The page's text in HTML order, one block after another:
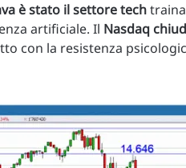
è stato il settore tech
artificiale. Il Nasdaq
con la resistenza